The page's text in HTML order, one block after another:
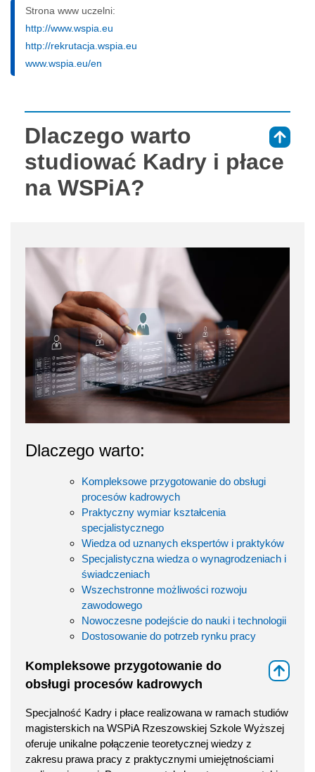
Strona www uczelni:
http://www.wspia.eu
http://rekrutacja.wspia.eu
www.wspia.eu/en
Dlaczego warto
studiować Kadry i płace
na WSPiA?
Dlaczego warto:
Kompleksowe przygotowanie do obsługi
procesów kadrowych
Praktyczny wymiar kształcenia
specjalistycznego
Wiedza od uznanych ekspertów i praktyków
Specjalistyczna wiedza o wynagrodzeniach i
świadczeniach
Wszechstronne możliwości rozwoju
zawodowego
Nowoczesne podejście do nauki i technologii
Dostosowanie do potrzeb rynku pracy
Kompleksowe przygotowanie do
obsługi procesów kadrowych
Specjalność Kadry i płace realizowana w ramach studiów
magisterskich na WSPiA Rzeszowskiej Szkole Wyższej
oferuje unikalne połączenie teoretycznej wiedzy z
zakresu prawa pracy z praktycznymi umiejętnościami